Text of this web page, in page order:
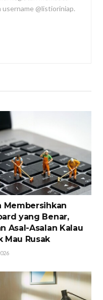
@listioriniap.
Membersihkan
yang Benar,
Asal-Asalan Kalau
Mau Rusak